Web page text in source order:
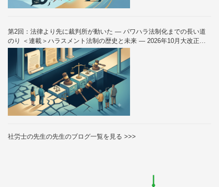
第2回：法律より先に裁判所が動いた — パワハラ法制化までの長い道
のり ＜連載＞ハラスメント法制の歴史と未来 — 2026年10月大改正を
読み解く（全6回）
社労士の先生の先生のブログ一覧を見る >>>